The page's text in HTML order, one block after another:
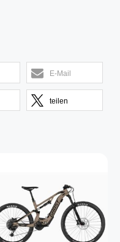
E-Mail
teilen